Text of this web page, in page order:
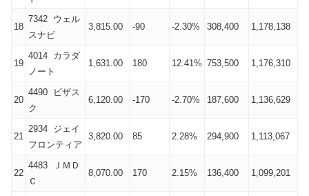
18
7342 ウェル
スナビ
3,815.00 -90 -2.30% 308,400 1,178,138
19
4014 カラダ
ノート
1,631.00 180 12.41% 753,500 1,176,310
20
4490 ビザス
ク
6,120.00 -170 -2.70% 187,600 1,136,629
21
2934 ジェイ
フロンティア
3,820.00 85 2.28% 294,900 1,113,067
22
4483 ＪＭＤ
Ｃ
8,070.00 170 2.15% 136,400 1,099,201